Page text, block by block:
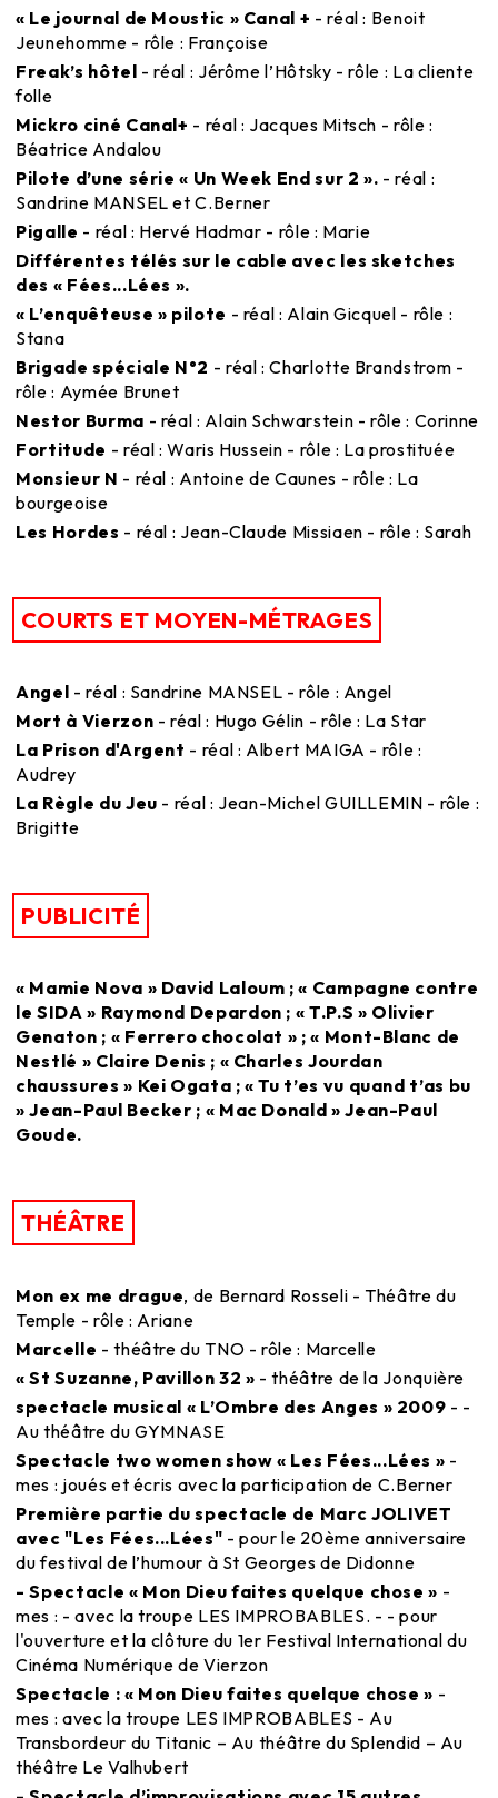
« Le journal de Moustic » Canal + - réal : Benoit
Jeunehomme - rôle : Françoise
Freak’s hôtel - réal : Jérôme l’Hôtsky - rôle : La cliente
folle
Mickro ciné Canal+ - réal : Jacques Mitsch - rôle :
Béatrice Andalou
Pilote d’une série « Un Week End sur 2 ». - réal :
Sandrine MANSEL et C.Berner
Pigalle - réal : Hervé Hadmar - rôle : Marie
Différentes télés sur le cable avec les sketches
des « Fées...Lées ».
« L’enquêteuse » pilote - réal : Alain Gicquel - rôle :
Stana
Brigade spéciale N°2 - réal : Charlotte Brandstrom -
rôle : Aymée Brunet
Nestor Burma - réal : Alain Schwarstein - rôle : Corinne
Fortitude - réal : Waris Hussein - rôle : La prostituée
Monsieur N - réal : Antoine de Caunes - rôle : La
bourgeoise
Les Hordes - réal : Jean-Claude Missiaen - rôle : Sarah
COURTS ET MOYEN-MÉTRAGES
Angel - réal : Sandrine MANSEL - rôle : Angel
Mort à Vierzon - réal : Hugo Gélin - rôle : La Star
La Prison d'Argent - réal : Albert MAIGA - rôle :
Audrey
La Règle du Jeu - réal : Jean-Michel GUILLEMIN - rôle :
Brigitte
PUBLICITÉ
« Mamie Nova » David Laloum ; « Campagne contre
le SIDA » Raymond Depardon ; « T.P.S » Olivier
Genaton ; « Ferrero chocolat » ; « Mont-Blanc de
Nestlé » Claire Denis ; « Charles Jourdan
chaussures » Kei Ogata ; « Tu t’es vu quand t’as bu
» Jean-Paul Becker ; « Mac Donald » Jean-Paul
Goude.
THÉÂTRE
Mon ex me drague, de Bernard Rosseli - Théâtre du
Temple - rôle : Ariane
Marcelle - théâtre du TNO - rôle : Marcelle
« St Suzanne, Pavillon 32 » - théâtre de la Jonquière
spectacle musical « L’Ombre des Anges » 2009 - -
Au théâtre du GYMNASE
Spectacle two women show « Les Fées...Lées » -
mes : joués et écris avec la participation de C.Berner
Première partie du spectacle de Marc JOLIVET
avec "Les Fées...Lées" - pour le 20ème anniversaire
du festival de l’humour à St Georges de Didonne
- Spectacle « Mon Dieu faites quelque chose » -
mes : - avec la troupe LES IMPROBABLES. - - pour
l'ouverture et la clôture du 1er Festival International du
Cinéma Numérique de Vierzon
Spectacle : « Mon Dieu faites quelque chose » -
mes : avec la troupe LES IMPROBABLES - Au
Transbordeur du Titanic – Au théâtre du Splendid – Au
théâtre Le Valhubert